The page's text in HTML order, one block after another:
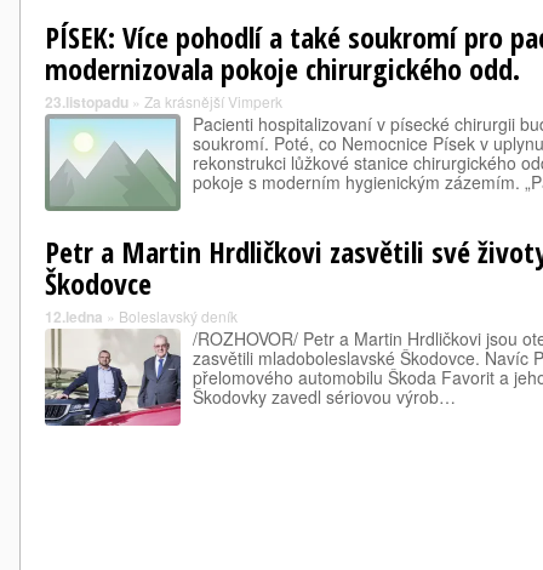
PÍSEK: Více pohodlí a také soukromí pro
modernizovala pokoje chirurgického odd.
23.listopadu » Za krásnější Vimperk
Pacienti hospitalizovaní v písecké chirurgii
soukromí. Poté, co Nemocnice Písek v
rekonstrukci lůžkové stanice chirurgického
pokoje s moderním hygienickým zázemím.
Petr a Martin Hrdličkovi zasvětili své
Škodovce
12.ledna » Boleslavský deník
/ROZHOVOR/ Petr a Martin Hrdličkovi jsou
zasvětili mladoboleslavské Škodovce. Navíc
přelomového automobilu Škoda Favorit a
Škodovky zavedl sériovou výrob…